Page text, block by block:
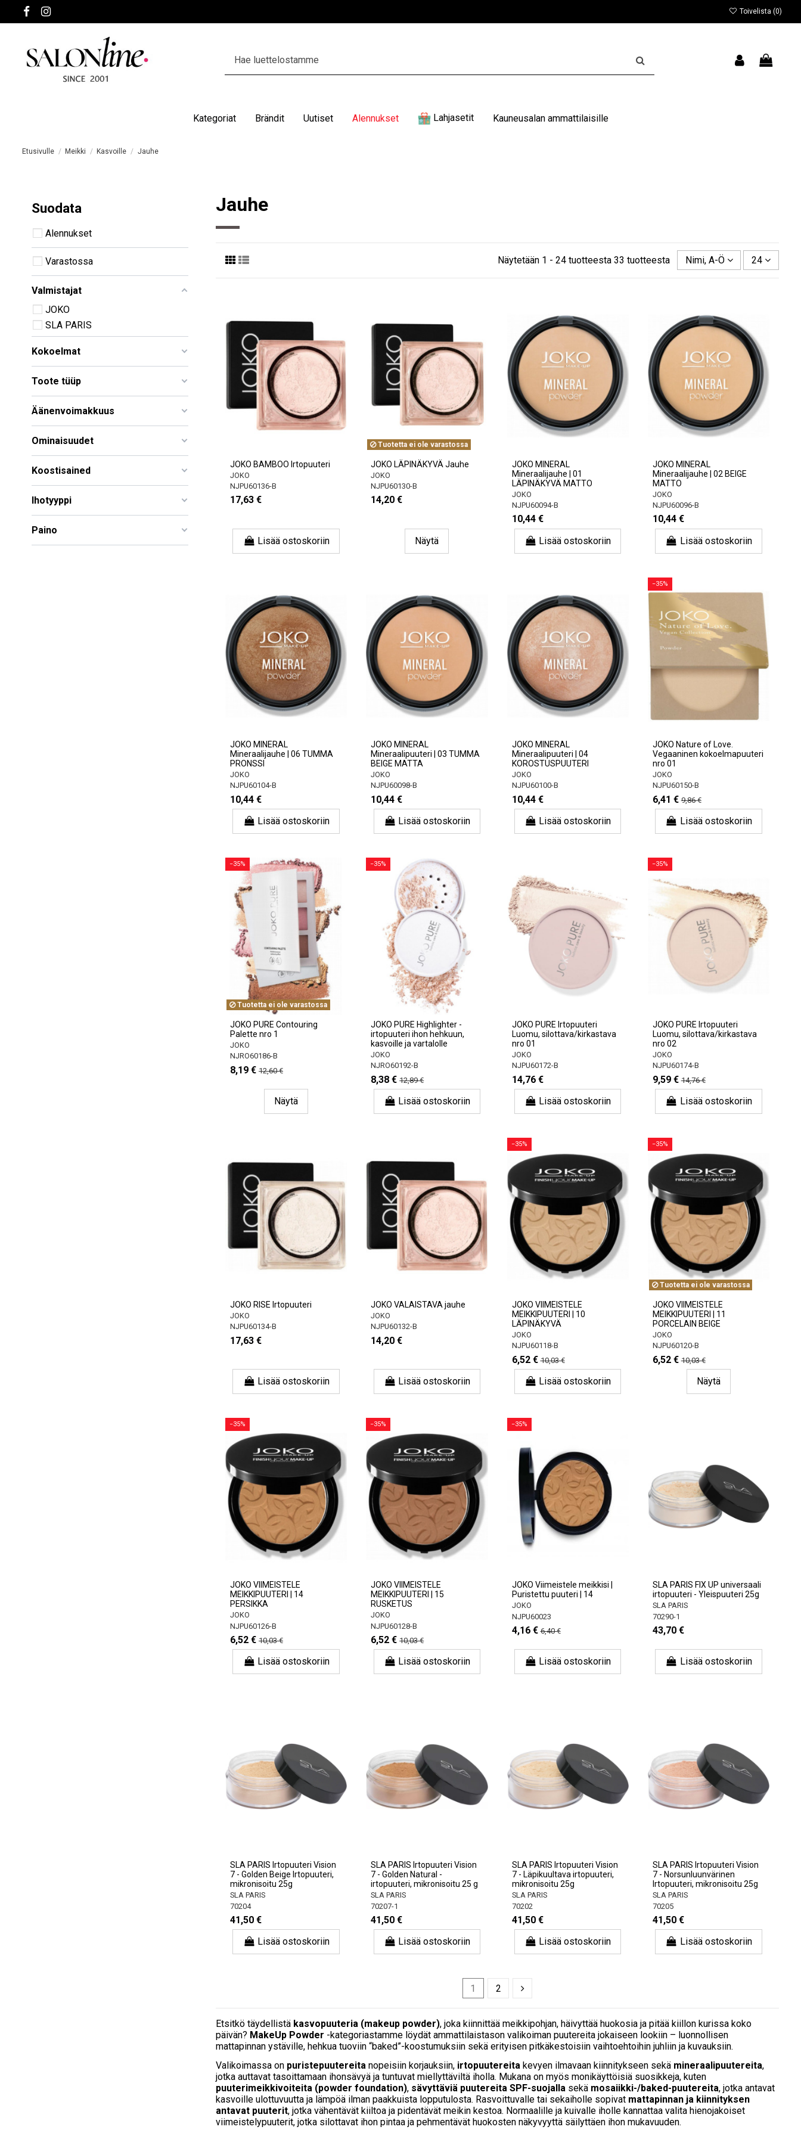
Toivelista (0)
Kategoriat Brändit Uutiset Alennukset Lahjasetit Kauneusalan ammattilaisille
Etusivulle Meikki Kasvoille Jauhe
Jauhe
Näytetään 1 - 24 tuotteesta 33 tuotteesta Nimi, A-Ö 24
JOKO BAMBOO Irtopuuteri
JOKO
NJPU60136-B
17,63 €
Lisää ostoskoriin
Tuotetta ei ole varastossa
JOKO LÄPINÄKYVÄ Jauhe
JOKO
NJPU60130-B
14,20 €
Näytä
JOKO MINERAL
Mineraalijauhe | 01
LÄPINÄKYVÄ MATTO
JOKO
NJPU60094-B
10,44 €
Lisää ostoskoriin
JOKO MINERAL
Mineraalijauhe | 02 BEIGE
MATTO
JOKO
NJPU60096-B
10,44 €
Lisää ostoskoriin
JOKO MINERAL
Mineraalijauhe | 06 TUMMA
PRONSSI
JOKO
NJPU60104-B
10,44 €
Lisää ostoskoriin
JOKO MINERAL
Mineraalipuuteri | 03 TUMMA
BEIGE MATTA
JOKO
NJPU60098-B
10,44 €
Lisää ostoskoriin
JOKO MINERAL
Mineraalipuuteri | 04
KOROSTUSPUUTERI
JOKO
NJPU60100-B
10,44 €
Lisää ostoskoriin
−35%
JOKO Nature of Love.
Vegaaninen kokoelmapuuteri
nro 01
JOKO
NJPU60150-B
6,41 € 9,86 €
Lisää ostoskoriin
−35%
Tuotetta ei ole varastossa
JOKO PURE Contouring
Palette nro 1
JOKO
NJRO60186-B
8,19 € 12,60 €
Näytä
−35%
JOKO PURE Highlighter -
irtopuuteri ihon hehkuun,
kasvoille ja vartalolle
JOKO
NJRO60192-B
8,38 € 12,89 €
Lisää ostoskoriin
JOKO PURE Irtopuuteri
Luomu, silottava/kirkastava
nro 01
JOKO
NJPU60172-B
14,76 €
Lisää ostoskoriin
−35%
JOKO PURE Irtopuuteri
Luomu, silottava/kirkastava
nro 02
JOKO
NJPU60174-B
9,59 € 14,76 €
Lisää ostoskoriin
JOKO RISE Irtopuuteri
JOKO
NJPU60134-B
17,63 €
Lisää ostoskoriin
JOKO VALAISTAVA jauhe
JOKO
NJPU60132-B
14,20 €
Lisää ostoskoriin
−35%
JOKO VIIMEISTELE
MEIKKIPUUTERI | 10
LÄPINÄKYVÄ
JOKO
NJPU60118-B
6,52 € 10,03 €
Lisää ostoskoriin
−35%
Tuotetta ei ole varastossa
JOKO VIIMEISTELE
MEIKKIPUUTERI | 11
PORCELAIN BEIGE
JOKO
NJPU60120-B
6,52 € 10,03 €
Näytä
−35%
JOKO VIIMEISTELE
MEIKKIPUUTERI | 14
PERSIKKA
JOKO
NJPU60126-B
6,52 € 10,03 €
Lisää ostoskoriin
−35%
JOKO VIIMEISTELE
MEIKKIPUUTERI | 15
RUSKETUS
JOKO
NJPU60128-B
6,52 € 10,03 €
Lisää ostoskoriin
−35%
JOKO Viimeistele meikkisi |
Puristettu puuteri | 14
JOKO
NJPU60023
4,16 € 6,40 €
Lisää ostoskoriin
SLA PARIS FIX UP universaali
irtopuuteri - Yleispuuteri 25g
SLA PARIS
70290-1
43,70 €
Lisää ostoskoriin
SLA PARIS Irtopuuteri Vision
7 - Golden Beige Irtopuuteri,
mikronisoitu 25g
SLA PARIS
70204
41,50 €
Lisää ostoskoriin
SLA PARIS Irtopuuteri Vision
7 - Golden Natural -
irtopuuteri, mikronisoitu 25 g
SLA PARIS
70207-1
41,50 €
Lisää ostoskoriin
SLA PARIS Irtopuuteri Vision
7 - Läpikuultava irtopuuteri,
mikronisoitu 25g
SLA PARIS
70202
41,50 €
Lisää ostoskoriin
SLA PARIS Irtopuuteri Vision
7 - Norsunluunvärinen
Irtopuuteri, mikronisoitu 25g
SLA PARIS
70205
41,50 €
Lisää ostoskoriin
1 2
Etsitkö täydellistä kasvopuuteria (makeup powder), joka kiinnittää meikkipohjan, häivyttää huokosia ja pitää kiillon kurissa koko
päivän? MakeUp Powder -kategoriastamme löydät ammattilaistason valikoiman puutereita jokaiseen lookiin – luonnollisen
mattapinnan ystäville, hehkua tuoviin “baked”-koostumuksiin sekä erityisen pitkäkestoisiin vaihtoehtoihin juhliin ja kuvauksiin.
Valikoimassa on puristepuutereita nopeisiin korjauksiin, irtopuutereita kevyen ilmavaan kiinnitykseen sekä mineraalipuutereita,
jotka auttavat tasoittamaan ihonsävyä ja tuntuvat miellyttäviltä iholla. Mukana on myös monikäyttöisiä suosikkeja, kuten
puuterimeikkivoiteita (powder foundation), sävyttäviä puutereita SPF-suojalla sekä mosaiikki-/baked-puutereita, jotka antavat
kasvoille ulottuvuutta ja lämpöä ilman paakkuista lopputulosta. Rasvoittuvalle tai sekaiholle sopivat mattapinnan ja kiinnityksen
antavat puuterit, jotka vähentävät kiiltoa ja pidentävät meikin kestoa. Normaalille ja kuivalle iholle kannattaa valita hienojakoiset
viimeistelypuuterit, jotka silottavat ihon pintaa ja pehmentävät huokosten näkyvyyttä säilyttäen ihon mukavuuden.
Suodata
Alennukset
Varastossa
Valmistajat
JOKO
SLA PARIS
Kokoelmat
Toote tüüp
Äänenvoimakkuus
Ominaisuudet
Koostisained
Ihotyyppi
Paino